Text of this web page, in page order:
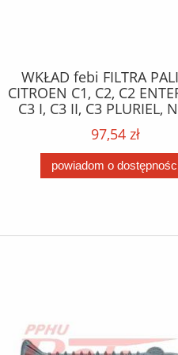
WKŁAD febi FILTRA
CITROEN C1, C2, C2
C3 I, C3 II, C3 PLURIEL,
XSARA; FORD FIESTA V,
FUSION; MAZDA 2;
1007, 107, 206, 206+,
BIPPER 1.4D 09.01-
97,54 zł
powiadom o